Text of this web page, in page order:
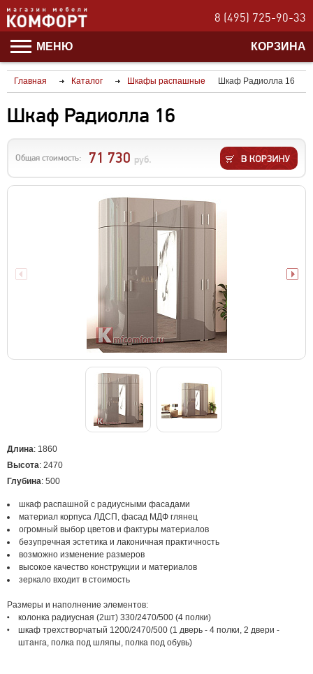
8 (495) 725-90-33
МЕНЮ КОРЗИНА
Главная Каталог Шкафы распашные Шкаф Радиолла 16
Шкаф Радиолла 16
Общая стоимость: 71 730 руб.
Длина: 1860
Высота: 2470
Глубина: 500
шкаф распашной с радиусными фасадами
материал корпуса ЛДСП, фасад МДФ глянец
огромный выбор цветов и фактуры материалов
безупречная эстетика и лаконичная практичность
возможно изменение размеров
высокое качество конструкции и материалов
зеркало входит в стоимость
Размеры и наполнение элементов:
колонка радиусная (2шт) 330/2470/500 (4 полки)
шкаф трехстворчатый 1200/2470/500 (1 дверь - 4 полки, 2 двери -
штанга, полка под шляпы, полка под обувь)